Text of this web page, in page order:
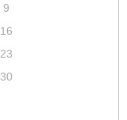
9
16
23
30